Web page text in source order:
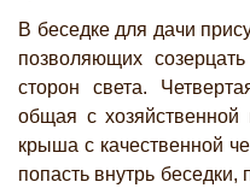
В беседке для дачи
позволяющих
сторон света.
общая с хозяйственной
крыша с качественной
попасть внутрь